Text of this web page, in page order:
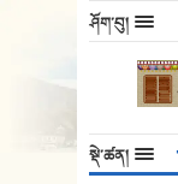
ཤོག་བུ།
སྡེ་ཚན།